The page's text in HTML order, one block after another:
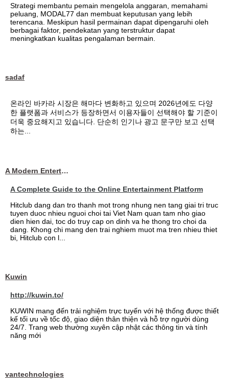
Strategi membantu pemain mengelola anggaran, memahami
peluang, MODAL77 dan membuat keputusan yang lebih
terencana. Meskipun hasil permainan dapat dipengaruhi oleh
berbagai faktor, pendekatan yang terstruktur dapat
meningkatkan kualitas pengalaman bermain.
sadaf
온라인 바카라 시장은 해마다 변화하고 있으며 2026년에도 다양
한 플랫폼과 서비스가 등장하면서 이용자들이 선택해야 할 기준이
더욱 중요해지고 있습니다. 단순히 인기나 광고 문구만 보고 선택
하는...
A Modern Entertainment Platform Bringing
A Complete Guide to the Online Entertainment Platform
Hitclub dang dan tro thanh mot trong nhung nen tang giai tri truc
tuyen duoc nhieu nguoi choi tai Viet Nam quan tam nho giao
dien hien dai, toc do truy cap on dinh va he thong tro choi da
dang. Khong chi mang den trai nghiem muot ma tren nhieu thiet
bi, Hitclub con l...
Kuwin
http://kuwin.to/
KUWIN mang đến trải nghiệm trực tuyến với hệ thống được thiết
kế tối ưu về tốc độ, giao diện thân thiện và hỗ trợ người dùng
24/7. Trang web thường xuyên cập nhật các thông tin và tính
năng mới
vantechnologies